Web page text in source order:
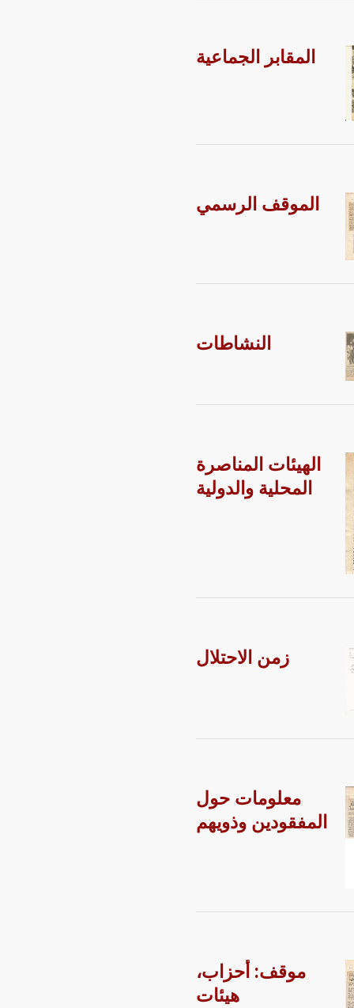
المقابر الجماعية
الموقف الرسمي
النشاطات
الهيئات المناصرة
المحلية والدولية
زمن الاحتلال
معلومات حول
المفقودين وذويهم
موقف: أحزاب،
هيئات